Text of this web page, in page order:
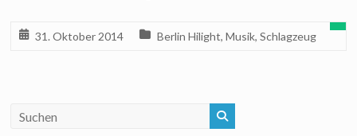
31. Oktober 2014 Berlin Hilight,Musik,Schlagzeug